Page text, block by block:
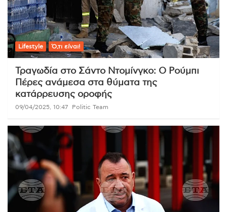
Lifestyle Ό,τι είναι!
Τραγωδία στο Σάντο Ντομίνγκο: Ο Ρούμπι
Πέρες ανάμεσα στα θύματα της
κατάρρευσης οροφής
09/04/2025, 10:47 Politic Team